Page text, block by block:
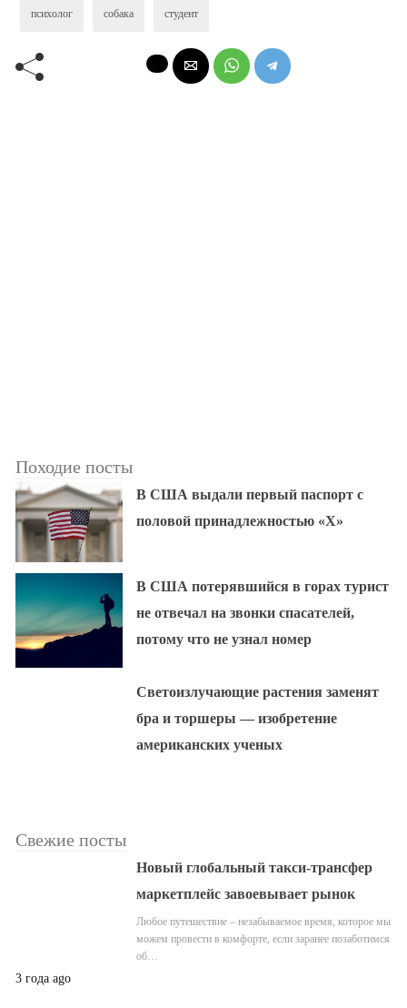
психолог собака студент
Походие посты
В США выдали первый паспорт с
половой принадлежностью «X»
В США потерявшийся в горах турист
не отвечал на звонки спасателей,
потому что не узнал номер
Светоизлучающие растения заменят
бра и торшеры — изобретение
американских ученых
Свежие посты
Новый глобальный такси-трансфер
маркетплейс завоевывает рынок
Любое путешествие – незабываемое время, которое мы
можем провести в комфорте, если заранее позаботимся
об…
3 года ago